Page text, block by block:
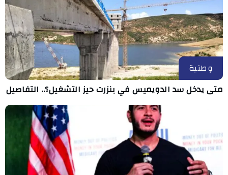
وطنية
متى يدخل سد الدويميس في بنزرت حيز التشغيل؟.. التفاصيل